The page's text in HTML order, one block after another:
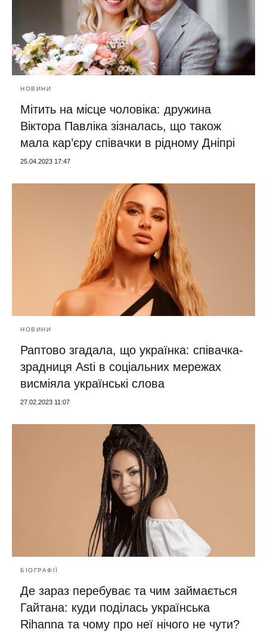
НОВИНИ
Мітить на місце чоловіка: дружина
Віктора Павліка зізналась, що також
мала кар’єру співачки в рідному Дніпрі
25.04.2023 17:47
НОВИНИ
Раптово згадала, що українка: співачка-
зрадниця Asti в соціальних мережах
висміяла українські слова
27.02.2023 11:07
БІОГРАФІЇ
Де зараз перебуває та чим займається
Гайтана: куди поділась українська
Rihanna та чому про неї нічого не чути?